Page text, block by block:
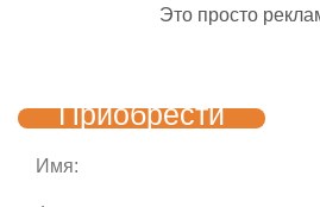
Это просто
Приобрести